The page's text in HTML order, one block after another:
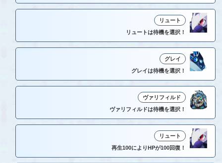
リュート
リュートは待機を選択！
グレイ
グレイは待機を選択！
ヴァリフィルド
ヴァリフィルドは待機を選択！
リュート
再生100によりHPが100回復！